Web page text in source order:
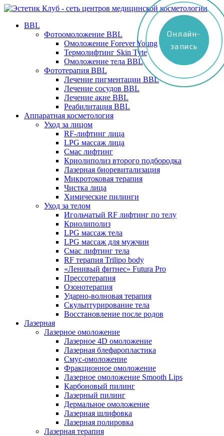
BBL
Фотоомоложение BBL
Омоложение Forever Young
Термолифтинг Skin Tyte
Омоложение тела BBL
Фототерапия BBL
Лечение пигментации BBL
Лечение сосудов BBL
Лечение акне BBL
Реабилитация BBL
Аппаратная косметология
Уход за лицом
RF-лифтинг лица
LPG массаж лица
Смас лифтинг
Криолиполиз второго подбородка
Лазерная биоревитализация
Микротоковая терапия
Чистка лица
Химические пилинги
Уход за телом
Игольчатый RF лифтинг по телу
Криолиполиз
LPG массаж тела
LPG массаж для мужчин
Смас лифтинг тела
RF терапия Trilipo body
«Ленивый фитнес» Futura Pro
Прессотерапия
Озонотерапия
Ударно-волновая терапия
Скульптурирование тела
Восстановление после родов
Лазерная
Лазерное омоложение
Лазерное 4D омоложение
Лазерная блефаропластика
Смус-омоложение
Фракционное омоложение
Лазерное омоложение Smooth Lips
Карбоновый пилинг
Лазерный пилинг
Дермальное омоложение
Лазерная шлифовка
Лазерная полировка
Лазерная терапия
Онлайн-
запись
Онлайн-
запись